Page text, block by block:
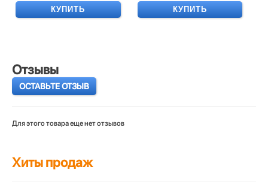
КУПИТЬ КУПИТЬ
Отзывы
ОСТАВЬТЕ ОТЗЫВ
Для этого товара еще нет отзывов
Хиты продаж